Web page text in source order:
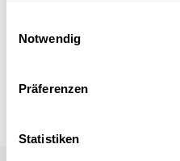
Notwendig
Präferenzen
Statistiken